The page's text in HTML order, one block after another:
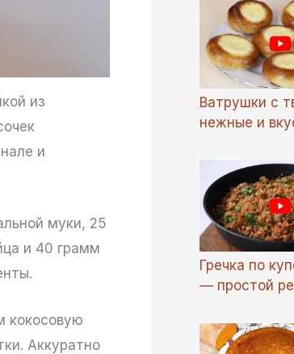
из
и
муки, 25
и 40 грамм
кокосовую
Аккуратно
Ватрушки с
нежные и
Гречка по
— простой